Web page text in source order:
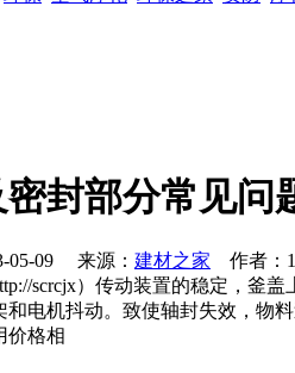
封部分常见问
05-09 来源： 建材之家 作者：
scrcjx）传动装置的稳定，釜
电机抖动。致使轴封失效，物
价格相